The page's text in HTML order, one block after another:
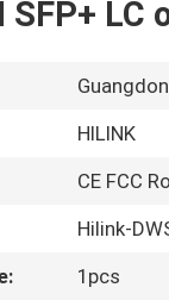
SFP+ LC
HILINK
CE FCC
Hilink-
1pcs